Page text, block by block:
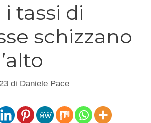
tassi di
schizzano
di Daniele Pace